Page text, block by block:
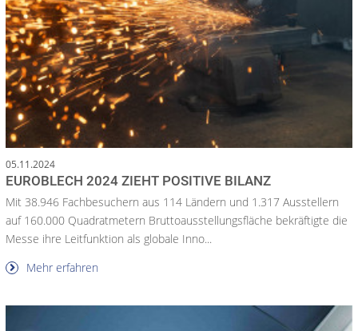
05.11.2024
EUROBLECH 2024 ZIEHT POSITIVE BILANZ
Mit 38.946 Fachbesuchern aus 114 Ländern und 1.317 Ausstellern
auf 160.000 Quadratmetern Bruttoausstellungsfläche bekräftigte die
Messe ihre Leitfunktion als globale Inno...
Mehr erfahren